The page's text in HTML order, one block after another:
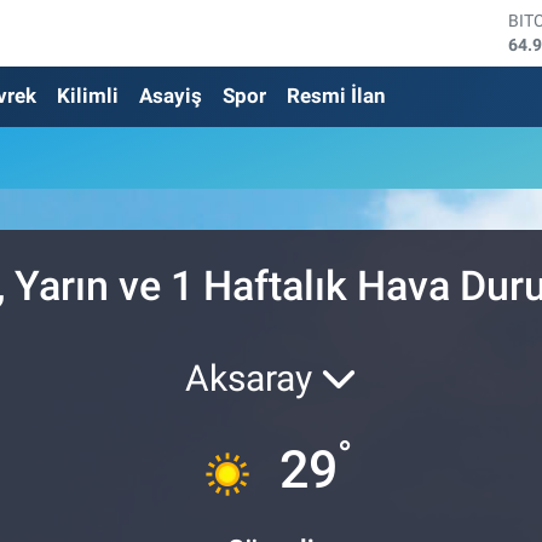
Kilimli Asayiş Spor Resmi İlan
ve 1 Haftalık Hava
Aksaray
29°